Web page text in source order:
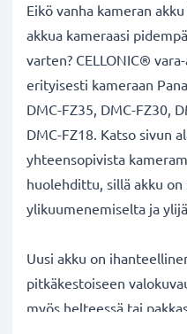
Eikö vanha kameran
akkua kameraasi
varten? CELLONIC®
erityisesti kameraan
DMC-FZ35, DMC-FZ30,
DMC-FZ18. Katso sivun
yhteensopivista
huolehdittu, sillä akku
ylikuumenemiselta ja
Uusi akku on
pitkäkestoiseen
myös helteessä tai